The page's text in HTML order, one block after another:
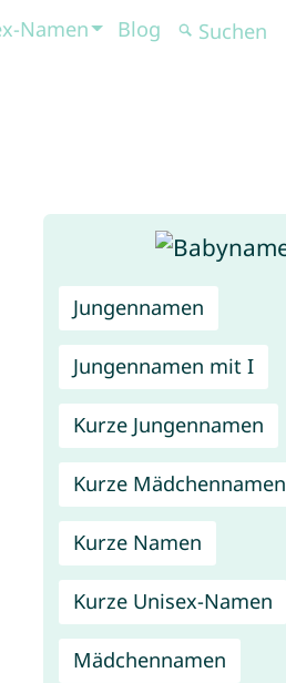
Namen Blog
Jungennamen
Jungennamen mit I
Kurze Jungennamen
Kurze Mädchennamen
Kurze Namen
Kurze Unisex-Namen
Mädchennamen